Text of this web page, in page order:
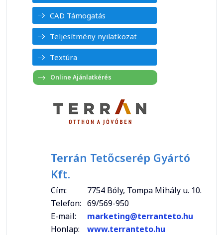
CAD Támogatás
Teljesítmény nyilatkozat
Textúra
Terrán Tetőcserép Gyártó
Kft.
Cím:
7754 Bóly, Tompa Mihály u. 10.
Telefon: 69/569-950
E-mail:
marketing@terranteto.hu
Honlap:
www.terranteto.hu